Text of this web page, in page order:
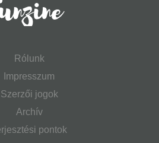
Rólunk
Impresszum
Szerzői jogok
Archív
pontok